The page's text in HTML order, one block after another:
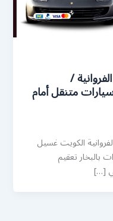
/
سيارات متنقل أمام
الكويت غسيل
تعقيم
[…]